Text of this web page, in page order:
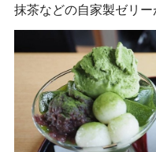
抹茶などの自家製ゼリー